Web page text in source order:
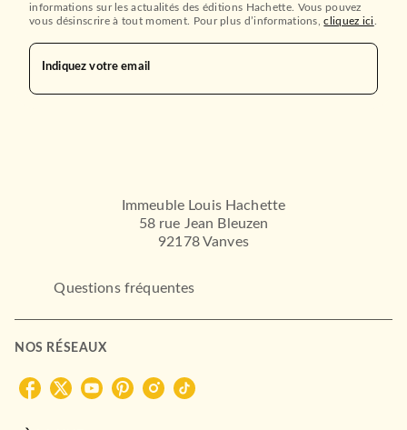
Suffit-il (vraiment) de
traverser la rue pou…
informations sur les actualités des éditions Hachette. Vous pouvez
vous désinscrire à tout moment. Pour plus d’informations,cliquez ici
Indiquez votre email
Immeuble Louis Hachette
58 rue Jean Bleuzen
92178 Vanves
Questions fréquentes
NOS RÉSEAUX